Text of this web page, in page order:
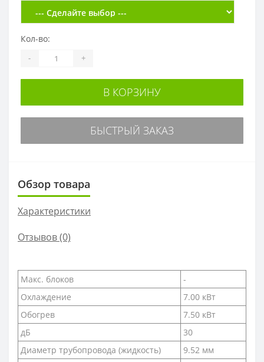
Кол-во:
- +
В КОРЗИНУ
БЫСТРЫЙ ЗАКАЗ
Обзор товара
Характеристики
Отзывов (0)
Макс. блоков
-
Охлаждение
7.00 кВт
Обогрев
7.50 кВт
дБ
30
Диаметр трубопровода (жидкость)
9.52 мм